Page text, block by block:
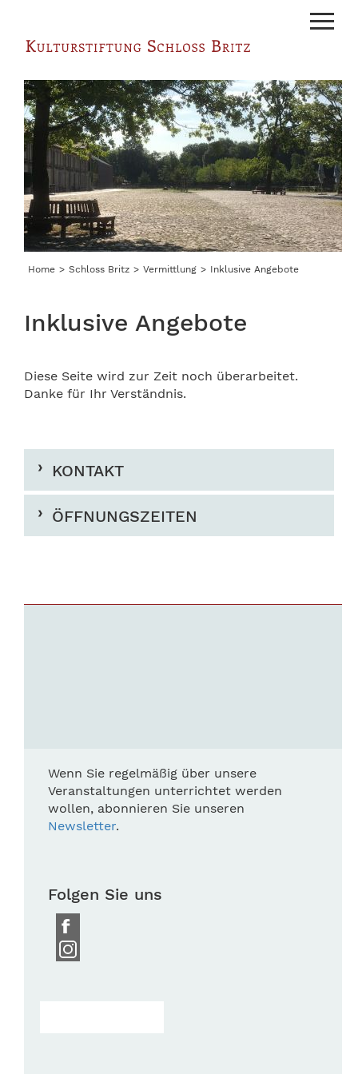
Menu
Home Schloss Britz Vermittlung Inklusive Angebote
Inklusive Angebote
Diese Seite wird zur Zeit noch überarbeitet.
Danke für Ihr Verständnis.
KONTAKT
ÖFFNUNGSZEITEN
Wenn Sie regelmäßig über unsere
Veranstaltungen unterrichtet werden
wollen, abonnieren Sie unseren
Newsletter.
Folgen Sie uns